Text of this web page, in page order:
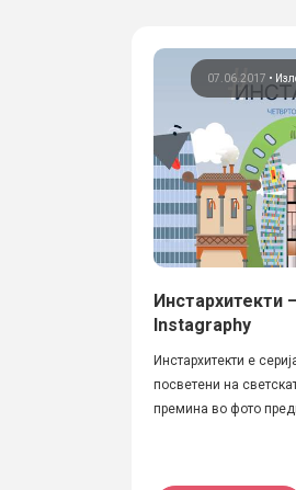
07.06.2017 •
Инстархитекти
Instagraphy
Инстархитекти е
посветени на
премина во фото